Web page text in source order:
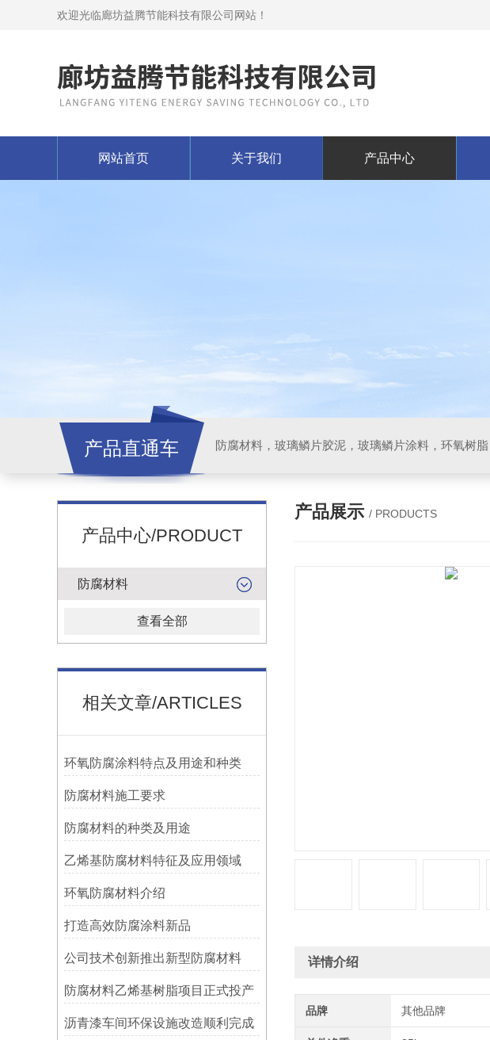
欢迎光临廊坊益腾节能科技有限公司网站！
网站首页 关于我们 产品中心
产品直通车
产品中心/PRODUCT
防腐材料
查看全部
相关文章/ARTICLES
环氧防腐涂料特点及用途和种类
防腐材料施工要求
防腐材料的种类及用途
乙烯基防腐材料特征及应用领域
环氧防腐材料介绍
打造高效防腐涂料新品
公司技术创新推出新型防腐材料
防腐材料乙烯基树脂项目正式投产
沥青漆车间环保设施改造顺利完成
产品展示 / PRODUCTS
详情介绍
品牌 其他品牌